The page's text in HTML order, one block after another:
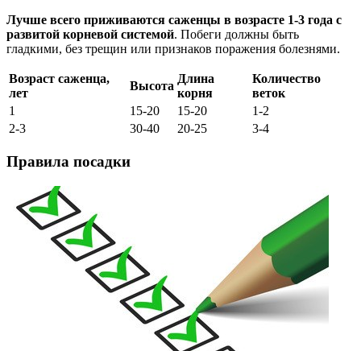
Лучше всего приживаются саженцы в возрасте 1-3 года с
развитой корневой системой. Побеги должны быть
гладкими, без трещин или признаков поражения болезнями.
Возраст саженца,
лет
Высота
Длина
корня
Количество
веток
1
15-20 15-20
1-2
2-3
30-40 20-25 3-4
Правила посадки